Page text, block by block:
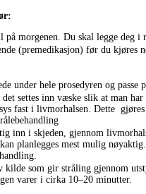
morgenen. Du skal legge deg i
(premedikasjon) før du kjøres
under hele prosedyren og passe
settes inn væske slik at man
fast i livmorhalsen. Dette
inn i skjeden, gjennom
planlegges mest mulig
som gir stråling gjennom
varer i cirka 10–20 minutter.